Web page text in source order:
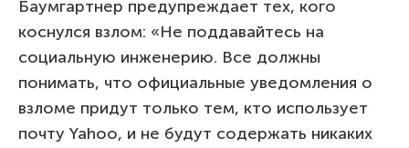
Баумгартнер предупреждает тех, кого
коснулся взлом: «Не поддавайтесь на
социальную инженерию. Все должны
понимать, что официальные уведомления о
взломе придут только тем, кто использует
почту Yahoo, и не будут содержать никаких